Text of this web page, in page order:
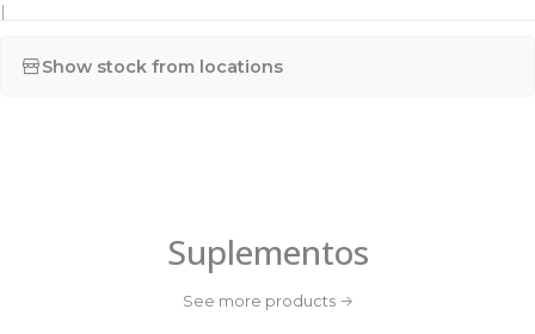
|
Show stock from locations
Suplementos
See more products